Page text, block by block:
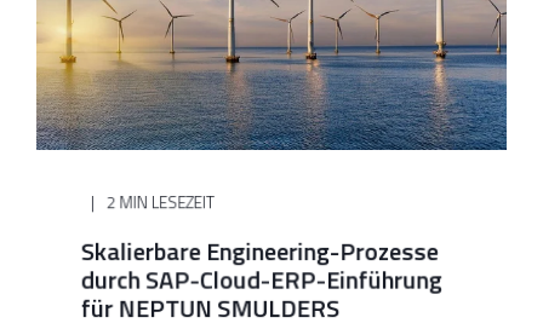
2 MIN LESEZEIT
Skalierbare Engineering-Prozesse
durch SAP-Cloud-ERP-Einführung
für NEPTUN SMULDERS